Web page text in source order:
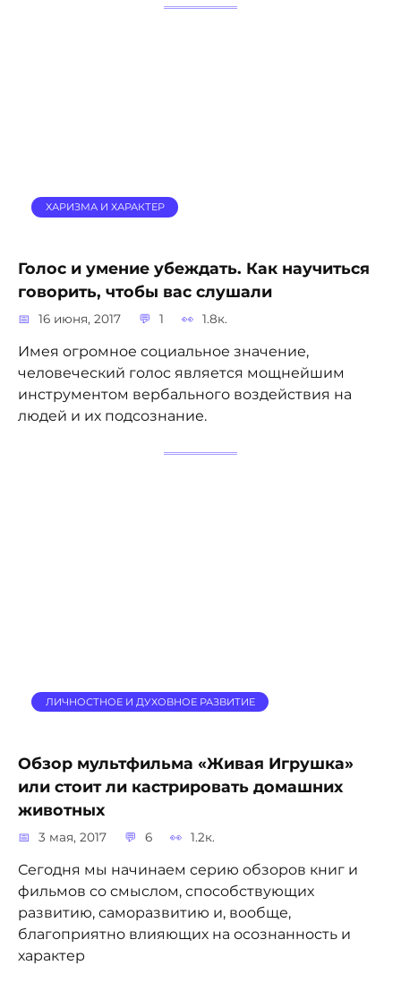
ХАРИЗМА И ХАРАКТЕР
Голос и умение убеждать. Как научиться
говорить, чтобы вас слушали
16 июня, 2017 1 1.8к.
Имея огромное социальное значение,
человеческий голос является мощнейшим
инструментом вербального воздействия на
людей и их подсознание.
ЛИЧНОСТНОЕ И ДУХОВНОЕ РАЗВИТИЕ
Обзор мультфильма «Живая Игрушка»
или стоит ли кастрировать домашних
животных
3 мая, 2017 6 1.2к.
Сегодня мы начинаем серию обзоров книг и
фильмов со смыслом, способствующих
развитию, саморазвитию и, вообще,
благоприятно влияющих на осознанность и
характер